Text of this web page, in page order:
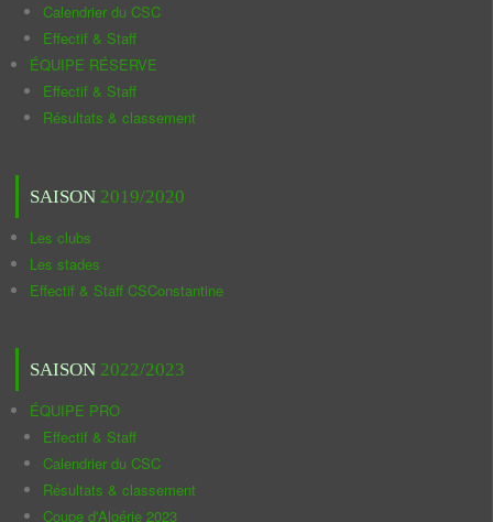
Calendrier du CSC
Effectif & Staff
ÉQUIPE RÉSERVE
Effectif & Staff
Résultats & classement
SAISON 2019/2020
Les clubs
Les stades
Effectif & Staff CSConstantine
SAISON 2022/2023
ÉQUIPE PRO
Effectif & Staff
Calendrier du CSC
Résultats & classement
Coupe d'Algérie 2023